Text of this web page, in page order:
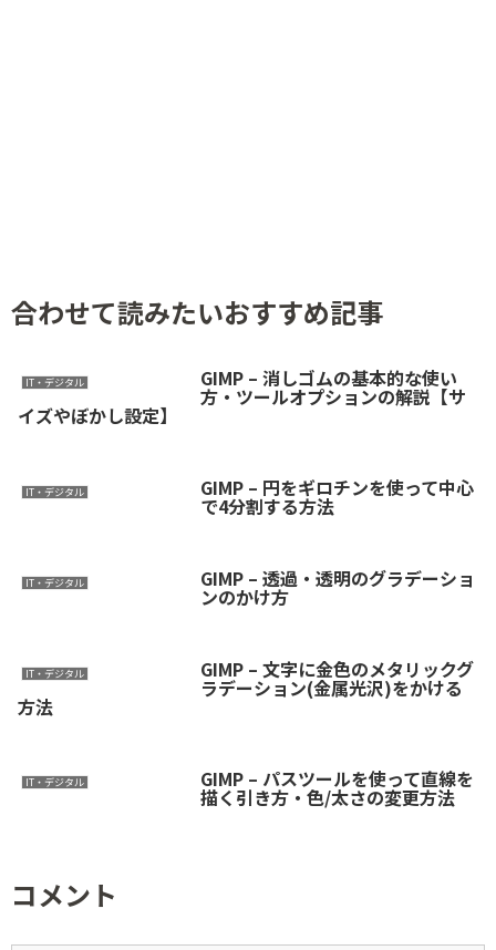
合わせて読みたいおすすめ記事
IT・デジタル GIMP – 消しゴムの基本的な使い
方・ツールオプションの解説【サ
イズやぼかし設定】
IT・デジタル GIMP – 円をギロチンを使って中心
で4分割する方法
IT・デジタル GIMP – 透過・透明のグラデーショ
ンのかけ方
IT・デジタル GIMP – 文字に金色のメタリックグ
ラデーション(金属光沢)をかける
方法
IT・デジタル GIMP – パスツールを使って直線を
描く引き方・色/太さの変更方法
コメント